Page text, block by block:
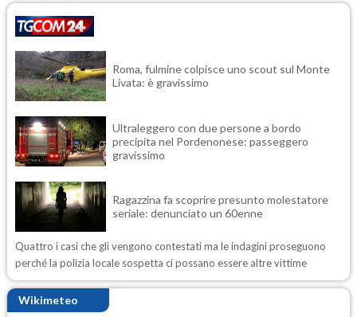
Roma, fulmine colpisce uno scout sul Monte
Livata: è gravissimo
Ultraleggero con due persone a bordo
precipita nel Pordenonese: passeggero
gravissimo
Ragazzina fa scoprire presunto molestatore
seriale: denunciato un 60enne
Quattro i casi che gli vengono contestati ma le indagini proseguono
perché la polizia locale sospetta ci possano essere altre vittime
Wikimeteo